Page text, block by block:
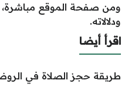
ومن صفحة الموقع مباشرة،
ودلالاته.
اقرأ أيضا
طريقة حجز الصلاة في الروضة